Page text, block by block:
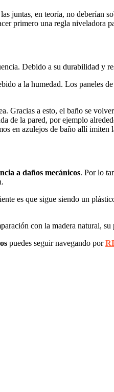
juntas, en teoría, no deberían
primero una regla niveladora
Debido a su durabilidad y
a la humedad. Los paneles
Gracias a esto, el baño se
de la pared, por ejemplo
en azulejos de baño allí imiten
a daños mecánicos. Por lo
es que sigue siendo un
con la madera natural, su
puedes seguir navegando por